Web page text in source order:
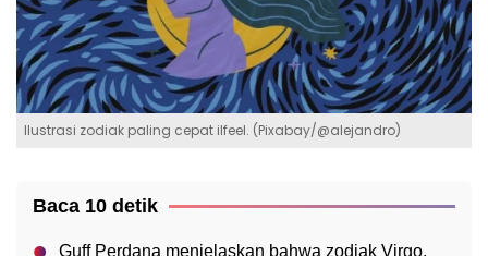
Ilustrasi zodiak paling cepat ilfeel. (Pixabay/@alejandro)
Baca 10 detik
Guff Perdana menjelaskan bahwa zodiak Virgo,